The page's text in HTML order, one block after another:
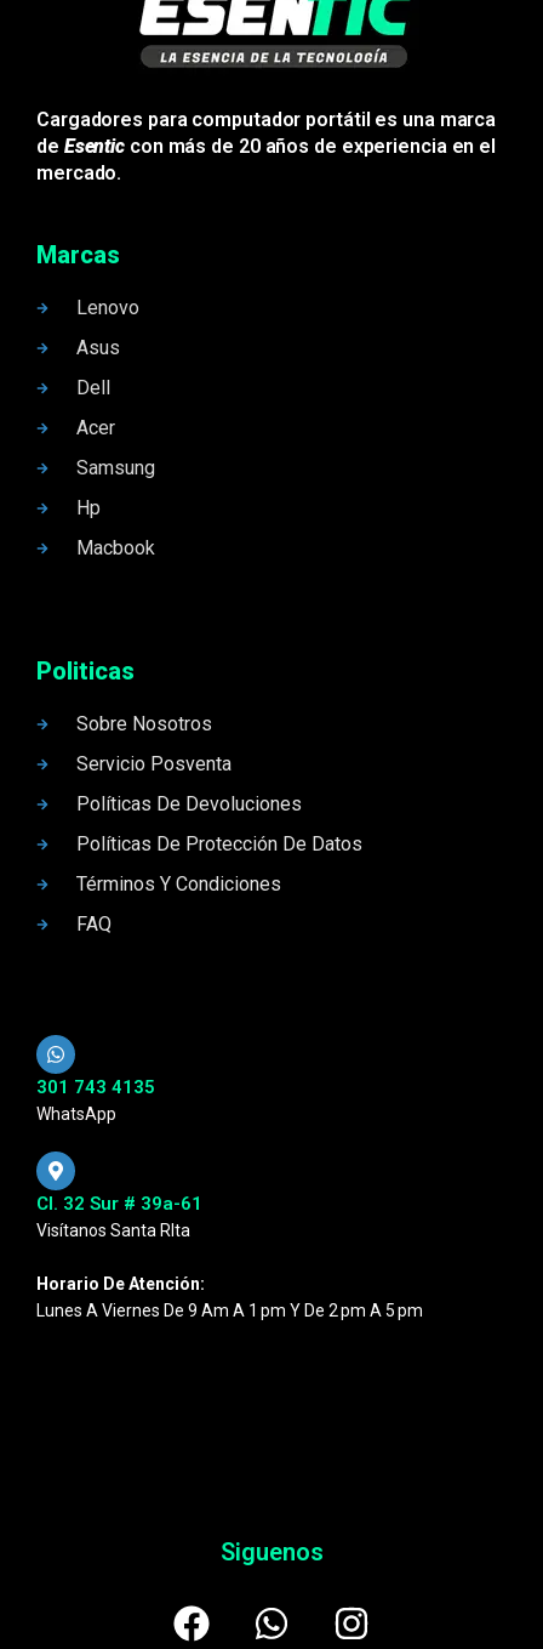
Cargadores para computador portátil es una marca
de Esentic con más de 20 años de experiencia en el
mercado.
Marcas
Lenovo
Asus
Dell
Acer
Samsung
Hp
Macbook
Politicas
Sobre Nosotros
Servicio Posventa
Políticas De Devoluciones
Políticas De Protección De Datos
Términos Y Condiciones
FAQ
301 743 4135
WhatsApp
Cl. 32 Sur # 39a-61
Visítanos Santa RIta
Horario De Atención:
Lunes A Viernes De 9 Am A 1 Pm Y De 2 Pm A 5 Pm
Siguenos